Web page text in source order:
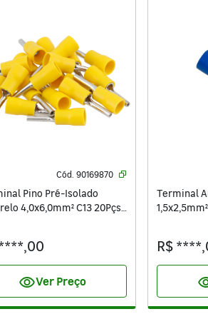
Cód. 90169870
Pino Pré-Isolado
4,0x6,0mm² C13 20Pçs
visibilityVer Preço
Terminal
R$